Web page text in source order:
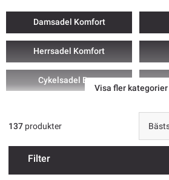
Damsadel Komfort
Herrsadel Komfort
Cykelsadel Barn
Visa fler kategorier
cyklisten så rekommenderar vi helt klart en
prisspannet, då dessa cykelsadlar ofta har
som lämpar sig för dom längre turerna.
Frakt från 69 kr. Skrymmande produkter
Filter
137 produkter